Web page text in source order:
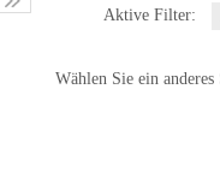
Aktive Filter:
Wählen Sie ein